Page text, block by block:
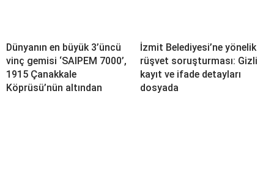
Dünyanın en büyük 3’üncü
vinç gemisi ‘SAIPEM 7000’,
1915 Çanakkale
Köprüsü’nün altından
İzmit Belediyesi’ne yönelik
rüşvet soruşturması: Gizli
kayıt ve ifade detayları
dosyada